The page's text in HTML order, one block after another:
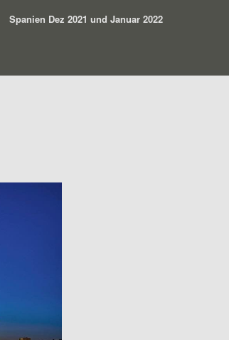
Spanien Dez 2021 und Januar 2022